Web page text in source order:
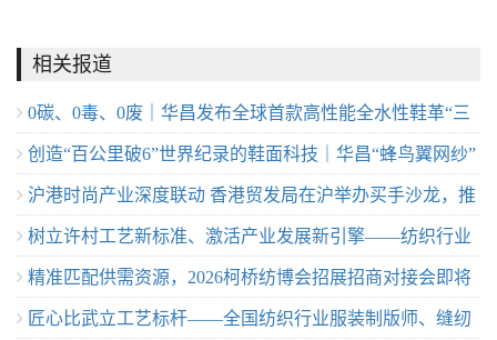
相关报道
0碳、0毒、0废｜华昌发布全球首款高性能全水性鞋革“三
零生态皮”
创造“百公里破6”世界纪录的鞋面科技｜华昌“蜂鸟翼网纱”
定义极致轻量
沪港时尚产业深度联动 香港贸发局在沪举办买手沙龙，推
动业界交流
树立许村工艺新标准、激活产业发展新引擎——纺织行业
服装制版师/缝纫工（服装制作工）职业技能竞赛许村选拔
赛圆满收官！
精准匹配供需资源，2026柯桥纺博会招展招商对接会即将
举行！
匠心比武立工艺标杆——全国纺织行业服装制版师、缝纫